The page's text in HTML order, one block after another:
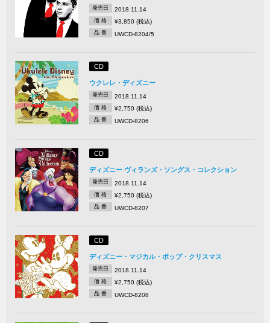
発売日 2018.11.14
価 格 ¥3,850 (税込)
品 番 UWCD-8204/5
CD
ウクレレ・ディズニー
発売日 2018.11.14
価 格 ¥2,750 (税込)
品 番 UWCD-8206
CD
ディズニー ヴィランズ・ソングス・コレクション
発売日 2018.11.14
価 格 ¥2,750 (税込)
品 番 UWCD-8207
CD
ディズニー・マジカル・ポップ・クリスマス
発売日 2018.11.14
価 格 ¥2,750 (税込)
品 番 UWCD-8208